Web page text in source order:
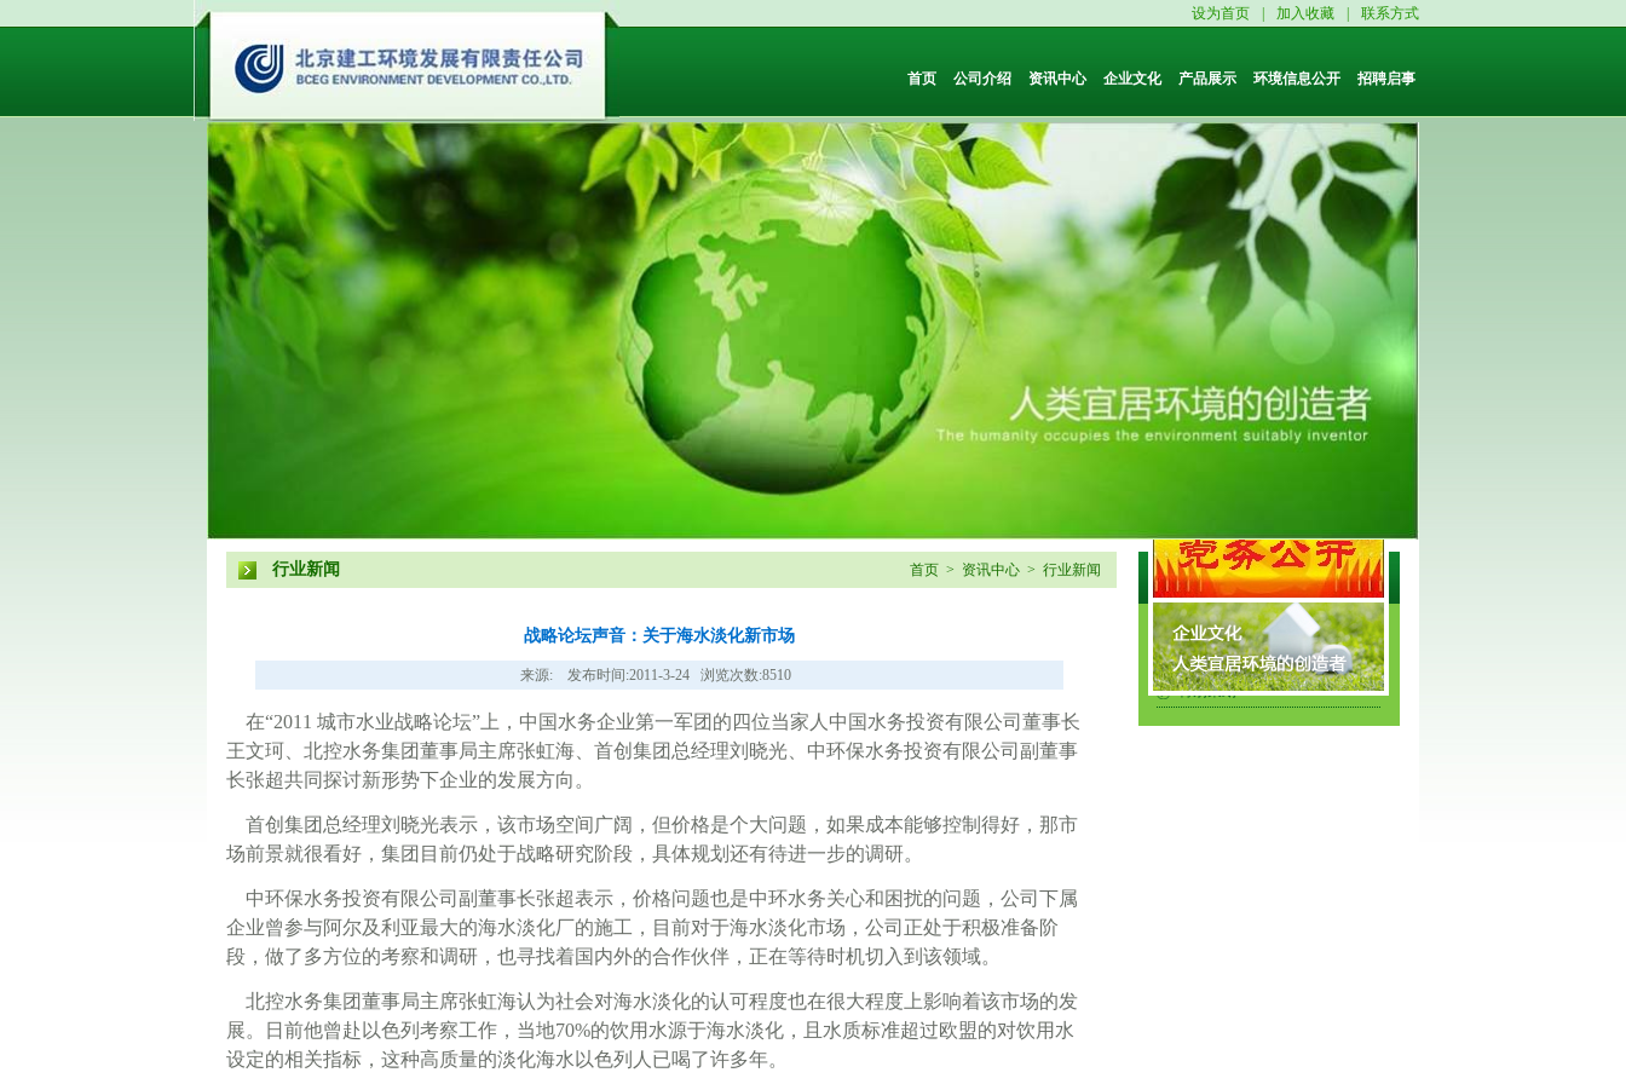
设为首页 加入收藏 联系方式
首页 公司介绍 资讯中心 企业文化 产品展示 环境信息公开 招聘启事
行业新闻 首页 > 资讯中心 > 行业新闻
战略论坛声音：关于海水淡化新市场
来源: 发布时间:2011-3-24 浏览次数:8510
在“2011 城市水业战略论坛”上，中国水务企业第一军团的四位当家人中国水务投资有限公司董事长
王文珂、北控水务集团董事局主席张虹海、首创集团总经理刘晓光、中环保水务投资有限公司副董事
长张超共同探讨新形势下企业的发展方向。
首创集团总经理刘晓光表示，该市场空间广阔，但价格是个大问题，如果成本能够控制得好，那市
场前景就很看好，集团目前仍处于战略研究阶段，具体规划还有待进一步的调研。
中环保水务投资有限公司副董事长张超表示，价格问题也是中环水务关心和困扰的问题，公司下属
企业曾参与阿尔及利亚最大的海水淡化厂的施工，目前对于海水淡化市场，公司正处于积极准备阶
段，做了多方位的考察和调研，也寻找着国内外的合作伙伴，正在等待时机切入到该领域。
北控水务集团董事局主席张虹海认为社会对海水淡化的认可程度也在很大程度上影响着该市场的发
展。日前他曾赴以色列考察工作，当地70%的饮用水源于海水淡化，且水质标准超过欧盟的对饮用水
设定的相关指标，这种高质量的淡化海水以色列人已喝了许多年。
资讯中心
公司新闻
行业新闻
特别策划